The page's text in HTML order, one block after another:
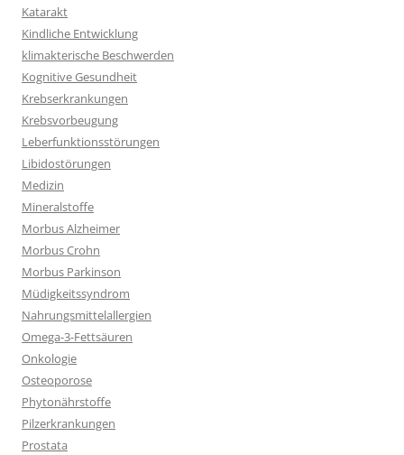
Katarakt
Kindliche Entwicklung
klimakterische Beschwerden
Kognitive Gesundheit
Krebserkrankungen
Krebsvorbeugung
Leberfunktionsstörungen
Libidostörungen
Medizin
Mineralstoffe
Morbus Alzheimer
Morbus Crohn
Morbus Parkinson
Müdigkeitssyndrom
Nahrungsmittelallergien
Omega-3-Fettsäuren
Onkologie
Osteoporose
Phytonährstoffe
Pilzerkrankungen
Prostata